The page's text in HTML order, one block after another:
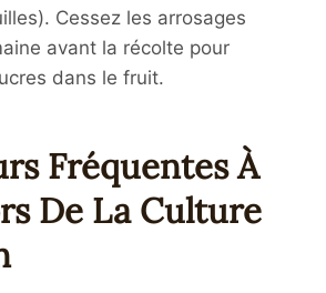
Cessez les arrosages
avant la récolte pour
dans le fruit.
Fréquentes À
De La Culture